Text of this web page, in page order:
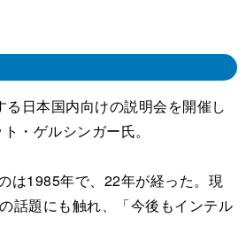
日本国内向けの説明会を開催し
・ゲルシンガー氏。
は1985年で、22年が経った。現
話題にも触れ、「今後もインテル